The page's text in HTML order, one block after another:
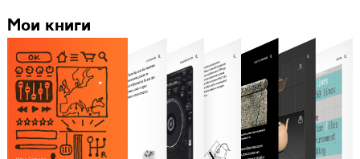
Мои книги